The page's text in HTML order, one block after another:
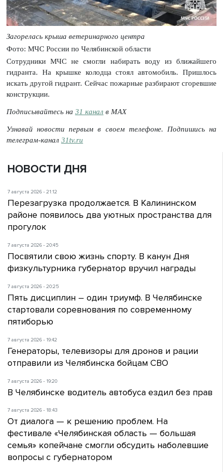
Загорелась крыша ветеринарного центра
Фото: МЧС России по Челябинской области
Сотрудники МЧС не смогли набирать воду из ближайшего
гидранта. На крышке колодца стоял автомобиль. Пришлось
искать другой гидрант. Сейчас пожарные разбирают сгоревшие
конструкции.
Подписывайтесь на 31 канал в МАХ
Узнавай новости первым в своем телефоне. Подпишись на
телеграм-канал 31tv.ru
НОВОСТИ ДНЯ
7 августа 2026 - 21:12
Перезагрузка продолжается. В Калининском
районе появилось два уютных пространства для
прогулок
7 августа 2026 - 20:45
Посвятили свою жизнь спорту. В канун Дня
физкультурника губернатор вручил награды
7 августа 2026 - 20:25
Пять дисциплин – один триумф. В Челябинске
стартовали соревнования по современному
пятиборью
7 августа 2026 - 19:42
Генераторы, телевизоры для дронов и рации
отправили из Челябинска бойцам СВО
7 августа 2026 - 19:20
В Челябинске водитель автобуса ездил без прав
7 августа 2026 - 18:43
От диалога — к решению проблем. На
фестивале «Челябинская область — большая
семья» копейчане смогли обсудить наболевшие
вопросы с губернатором